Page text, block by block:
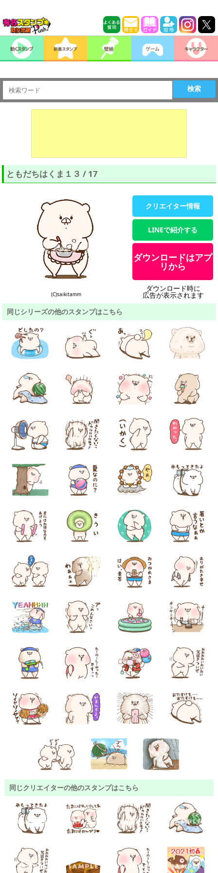
検索
ともだちはくま１３ / 17
(C)saikitamm
クリエイター情報
LINEで紹介する
ダウンロードはアプ
リから
ダウンロード時に
広告が表示されます
同じシリーズの他のスタンプはこちら
同じクリエイターの他のスタンプはこちら